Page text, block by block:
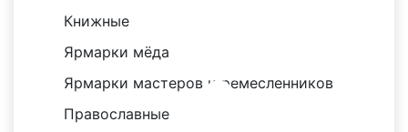
Книжные
Ярмарки мёда
Ярмарки мастеров и ремесленников
Православные